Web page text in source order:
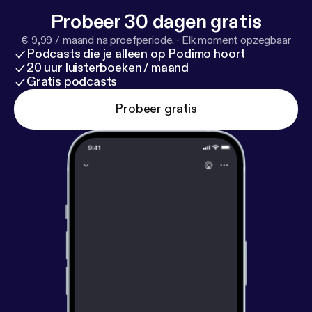
https://www.andreineagu.com/]
Probeer 30 dagen gratis
€ 9,99 / maand na proefperiode. · Elk moment opzegbaar
Podcasts die je alleen op Podimo hoort
20 uur luisterboeken / maand
Gratis podcasts
Probeer gratis